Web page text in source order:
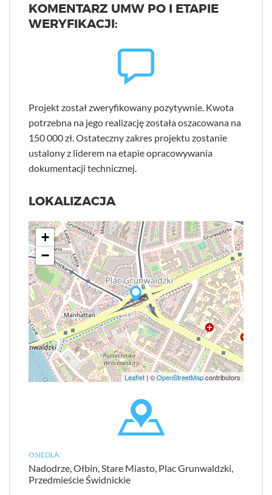
KOMENTARZ UMW PO I ETAPIE
WERYFIKACJI:
Projekt został zweryfikowany pozytywnie. Kwota
potrzebna na jego realizację została oszacowana na
150 000 zł. Ostateczny zakres projektu zostanie
ustalony z liderem na etapie opracowywania
dokumentacji technicznej.
LOKALIZACJA
+
−
Leaflet| ©OpenStreetMapcontributors
OSIEDLA:
Nadodrze, Ołbin, Stare Miasto, Plac Grunwaldzki,
Przedmieście Świdnickie